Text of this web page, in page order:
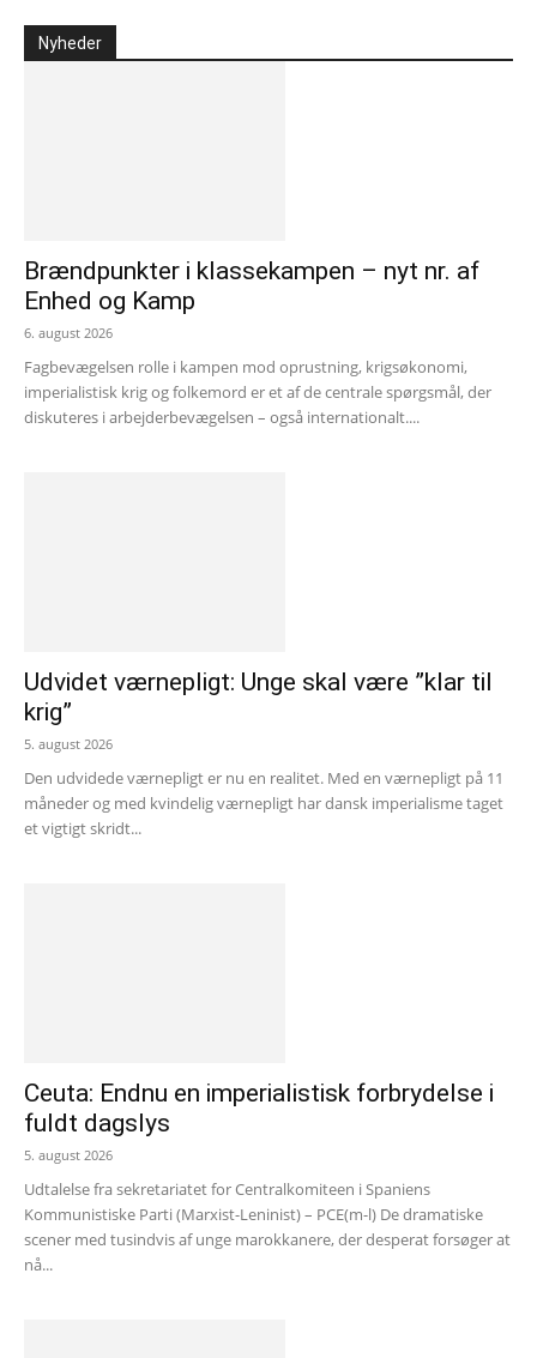
Nyheder
Brændpunkter i klassekampen – nyt nr. af
Enhed og Kamp
6. august 2026
Fagbevægelsen rolle i kampen mod oprustning, krigsøkonomi,
imperialistisk krig og folkemord er et af de centrale spørgsmål, der
diskuteres i arbejderbevægelsen – også internationalt....
Udvidet værnepligt: Unge skal være ”klar til
krig”
5. august 2026
Den udvidede værnepligt er nu en realitet. Med en værnepligt på 11
måneder og med kvindelig værnepligt har dansk imperialisme taget
et vigtigt skridt...
Ceuta: Endnu en imperialistisk forbrydelse i
fuldt dagslys
5. august 2026
Udtalelse fra sekretariatet for Centralkomiteen i Spaniens
Kommunistiske Parti (Marxist-Leninist) – PCE(m-l) De dramatiske
scener med tusindvis af unge marokkanere, der desperat forsøger at
nå...